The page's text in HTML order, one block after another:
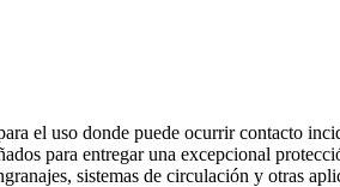
el uso donde puede ocurrir contacto
para entregar una excepcional
sistemas de circulación y otras